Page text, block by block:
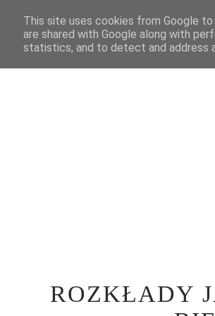
STRONA GŁÓWNA WOKÓŁ TEATRU
ROZKŁADY
This site uses cookies from Google
are shared with Google along with
statistics, and to detect and address